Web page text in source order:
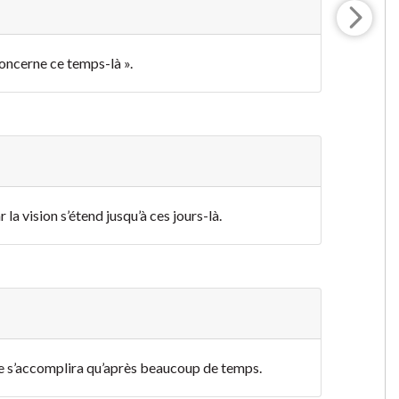
ce temps-là ».
vision s’étend jusqu’à ces jours-là.
qu’après beaucoup de temps.